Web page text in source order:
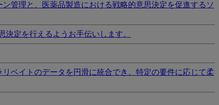
管理と、医薬品製造における戦略的意思決定を促進するソ
定を行えるようお手伝いします。
ベイトのデータを円滑に統合でき、特定の要件に応じて柔